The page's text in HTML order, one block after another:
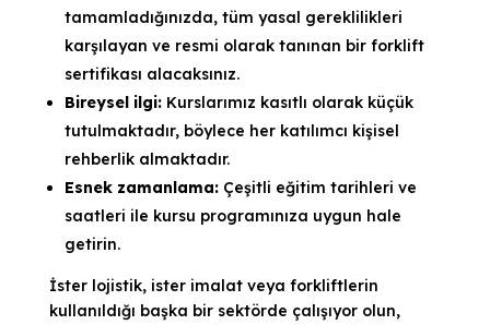
tamamladığınızda, tüm yasal gereklilikleri
karşılayan ve resmi olarak tanınan bir forklift
sertifikası alacaksınız.
Bireysel ilgi:Kurslarımız kasıtlı olarak küçük
tutulmaktadır, böylece her katılımcı kişisel
rehberlik almaktadır.
Esnek zamanlama:Çeşitli eğitim tarihleri ve
saatleri ile kursu programınıza uygun hale
getirin.
İster lojistik, ister imalat veya forkliftlerin
kullanıldığı başka bir sektörde çalışıyor olun,